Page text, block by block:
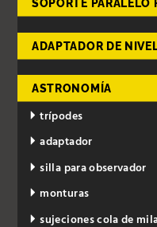
SOPORTE PARALELO
ADAPTADOR DE
ASTRONOMÍA
trípodes
adaptador
silla para observador
monturas
sujeciones cola de